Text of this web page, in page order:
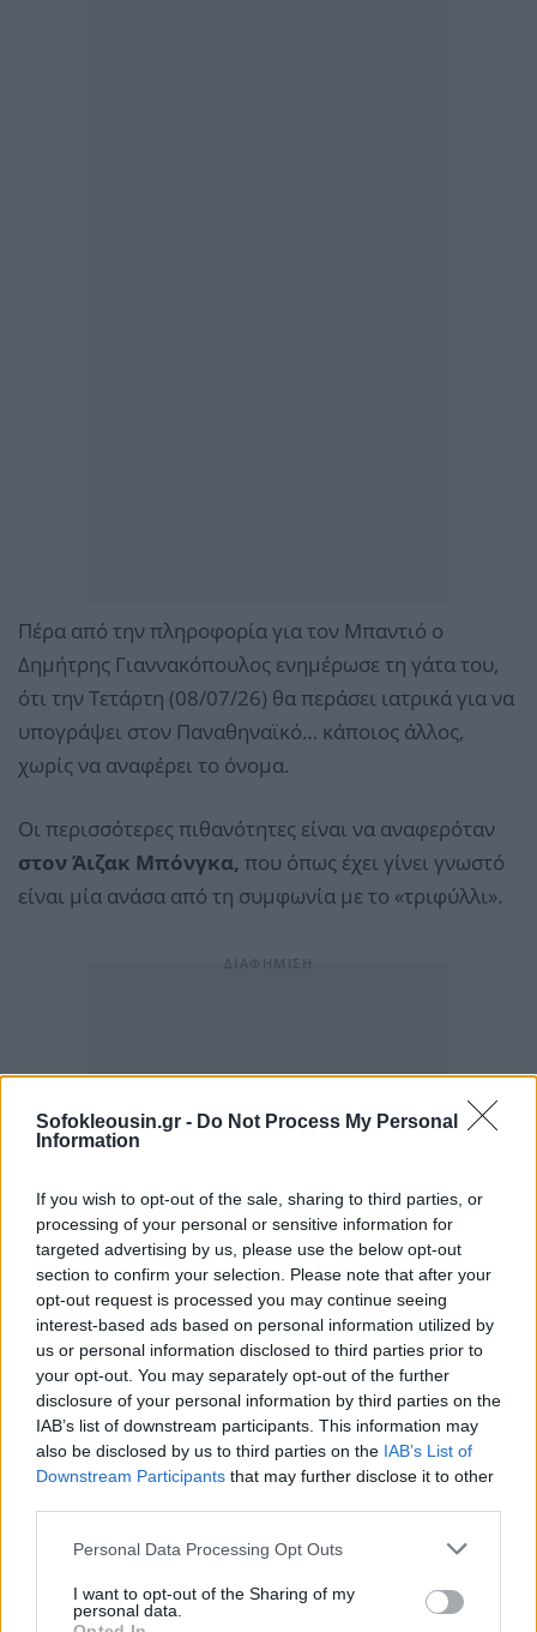
Sofokleousin.gr - Do Not Process My Personal
Information
If you wish to opt-out of the sale, sharing to third parties, or
processing of your personal or sensitive information for
targeted advertising by us, please use the below opt-out
section to confirm your selection. Please note that after your
opt-out request is processed you may continue seeing
interest-based ads based on personal information utilized by
us or personal information disclosed to third parties prior to
your opt-out. You may separately opt-out of the further
disclosure of your personal information by third parties on the
IAB’s list of downstream participants. This information may
also be disclosed by us to third parties on the IAB’s List of
Downstream Participants that may further disclose it to other
Personal Data Processing Opt Outs
I want to opt-out of the Sharing of my
personal data.
Πέρα από την πληροφορία για τον Μπαντιό ο
Δημήτρης Γιαννακόπουλος ενημέρωσε τη γάτα του,
ότι την Τετάρτη (08/07/26) θα περάσει ιατρικά για να
υπογράψει στον Παναθηναϊκό… κάποιος άλλος,
χωρίς να αναφέρει το όνομα.
Οι περισσότερες πιθανότητες είναι να αναφερόταν
στον Άιζακ Μπόνγκα, που όπως έχει γίνει γνωστό
είναι μία ανάσα από τη συμφωνία με το «τριφύλλι».